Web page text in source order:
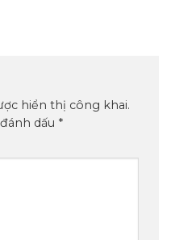
hiển thị công khai.
dấu *